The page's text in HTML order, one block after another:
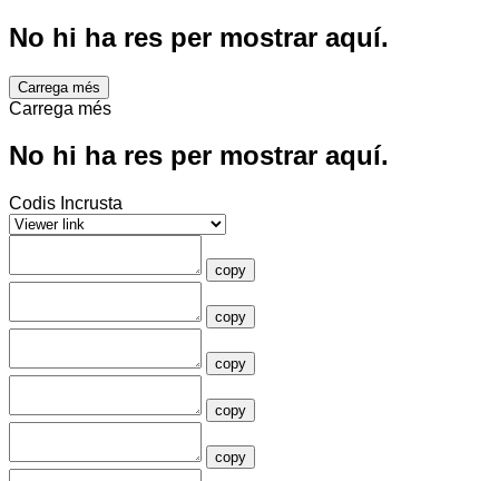
No hi ha res per mostrar aquí.
Carrega més
Carrega més
No hi ha res per mostrar aquí.
Codis Incrusta
copy
copy
copy
copy
copy